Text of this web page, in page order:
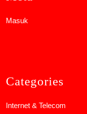
Masuk
Categories
Internet & Telecom